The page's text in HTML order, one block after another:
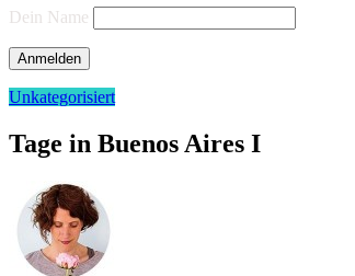
Dein Name
Unkategorisiert
Tage in Buenos Aires I